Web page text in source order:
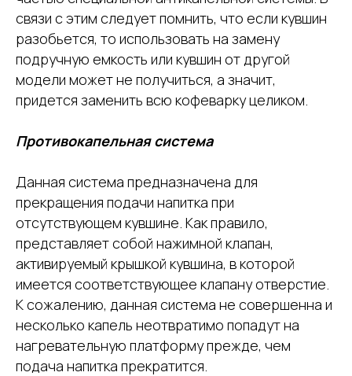
связи с этим следует помнить, что если кувшин
разобьется, то использовать на замену
подручную емкость или кувшин от другой
модели может не получиться, а значит,
придется заменить всю кофеварку целиком.
Противокапельная система
Данная система предназначена для
прекращения подачи напитка при
отсутствующем кувшине. Как правило,
представляет собой нажимной клапан,
активируемый крышкой кувшина, в которой
имеется соответствующее клапану отверстие.
К сожалению, данная система не совершенна и
несколько капель неотвратимо попадут на
нагревательную платформу прежде, чем
подача напитка прекратится.